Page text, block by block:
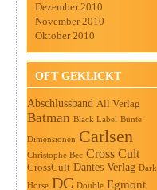
Dezember 2010
November 2010
Oktober 2010
OFT GEKLICKT
Abschlussband All Verlag
Batman Black Label Bunte
Dimensionen Carlsen
Christophe Bec Cross Cult
CrossCult Dantes Verlag Dark
Horse DC Double Egmont